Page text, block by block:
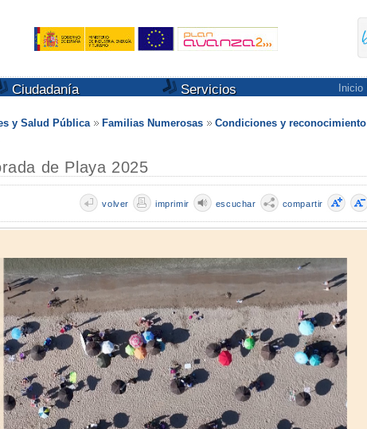
Ciudadanía Servicios Inicio
y Salud Pública Familias Numerosas
Condiciones y reconocimiento
de Playa 2025
compartir
escuchar
imprimir
volver